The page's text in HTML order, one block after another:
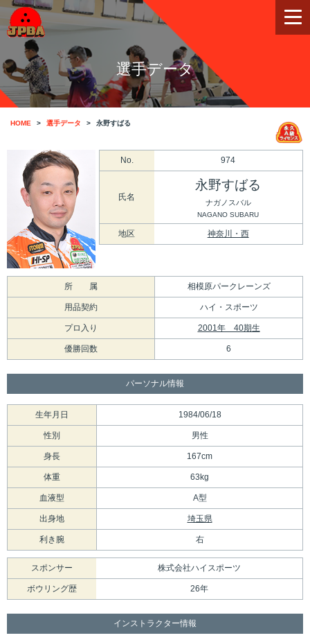
選手データ
HOME 選手データ 永野すばる
No. 974
氏名
永野すばる
ナガノスバル
NAGANO SUBARU
地区 神奈川・西
所 属 相模原パークレーンズ
用品契約 ハイ・スポーツ
プロ入り 2001年 40期生
優勝回数 6
パーソナル情報
生年月日 1984/06/18
性別 男性
身長 167cm
体重 63kg
血液型 A型
出身地 埼玉県
利き腕 右
スポンサー 株式会社ハイスポーツ
ボウリング歴 26年
インストラクター情報